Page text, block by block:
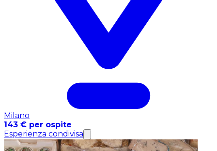
Milano
143 € per ospite
Esperienza condivisa